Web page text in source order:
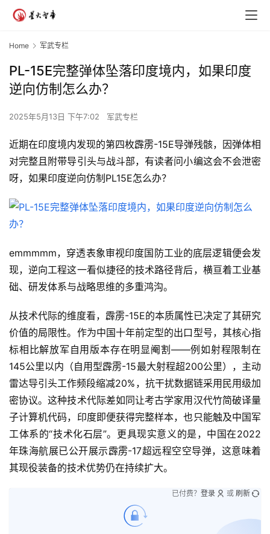
Home 军武专栏
PL-15E完整弹体坠落印度境内，如果印度
逆向仿制怎么办？
2025年5月13日 下午7:02 军武专栏
近期在印度境内发现的第四枚霹雳-15E导弹残骸，因弹体相
对完整且附带导引头与战斗部，有读者问小编这会不会泄密
呀，如果印度逆向仿制PL15E怎么办？
emmmmm，穿透表象审视印度国防工业的底层逻辑便会发
现，逆向工程这一看似捷径的技术路径背后，横亘着工业基
础、研发体系与战略思维的多重鸿沟。
从技术代际的维度看，霹雳-15E的本质属性已决定了其研究
价值的局限性。作为中国十年前定型的出口型号，其核心指
标相比解放军自用版本存在明显阉割——例如射程限制在
145公里以内（自用型霹雳-15最大射程超200公里），主动
雷达导引头工作频段缩减20%，抗干扰数据链采用民用级加
密协议。这种技术代际差如同让考古学家用汉代竹简破译量
子计算机代码，印度即便获得完整样本，也只能触及中国军
工体系的“技术化石层”。更具现实意义的是，中国在2022
年珠海航展已公开展示霹雳-17超远程空空导弹，这意味着
其现役装备的技术优势仍在持续扩大。
已付费？ 登录 或 刷新